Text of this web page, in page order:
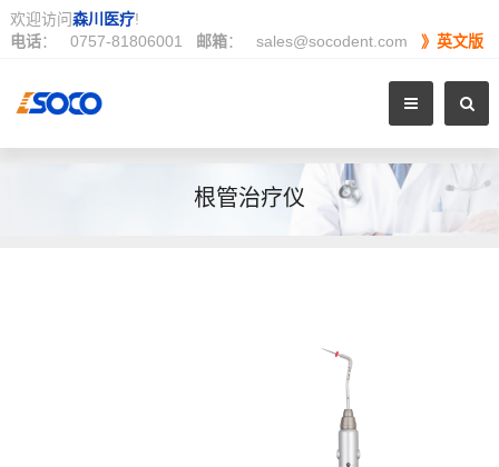
欢迎访问森川医疗!
电话： 0757-81806001 邮箱： sales@socodent.com 》英文版
根管治疗仪